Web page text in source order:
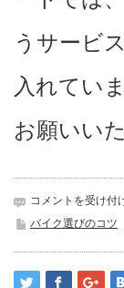
うサービ
入れてい
お願いい
１
か
に
３
コメントを受け付
バイク選びのコツ